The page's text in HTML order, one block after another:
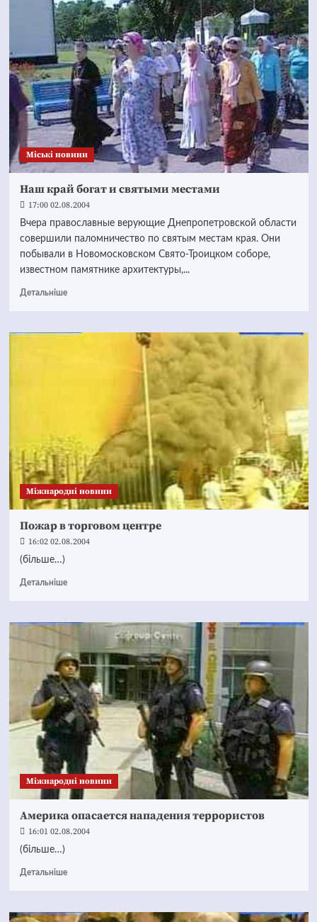
Mіські новини
Наш край богат и святыми местами
17:00 02.08.2004
Вчера православные верующие Днепропетровской области
совершили паломничество по святым местам края. Они
побывали в Новомосковском Свято-Троицком соборе,
известном памятнике архитектуры,...
Детальніше
Міжнародні новини
Пожар в торговом центре
16:02 02.08.2004
(більше…)
Детальніше
Міжнародні новини
Америка опасается нападения террористов
16:01 02.08.2004
(більше…)
Детальніше